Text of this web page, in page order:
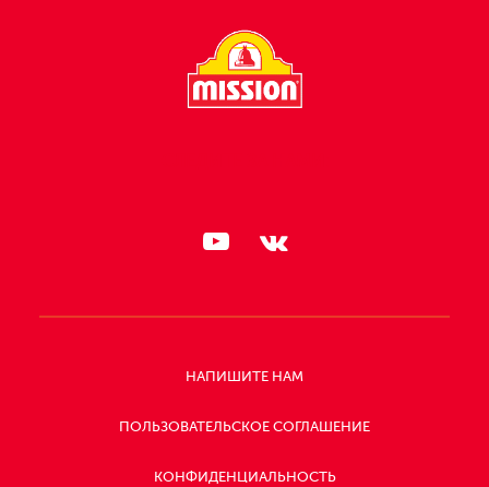
НАПИШИТЕ НАМ
ПОЛЬЗОВАТЕЛЬСКОЕ СОГЛАШЕНИЕ
КОНФИДЕНЦИАЛЬНОСТЬ